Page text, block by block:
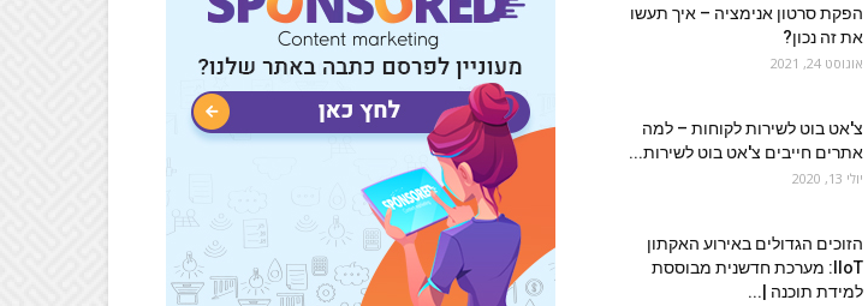
הפקת סרטון אנימציה – איך תעשו
את זה נכון?
אוגוסט 24, 2021
צ'אט בוט לשירות לקוחות – למה
אתרים חייבים צ'אט בוט לשירות...
יולי 13, 2020
הזוכים הגדולים באירוע האקתון
IIoT: מערכת חדשנית מבוססת
למידת תוכנה |...